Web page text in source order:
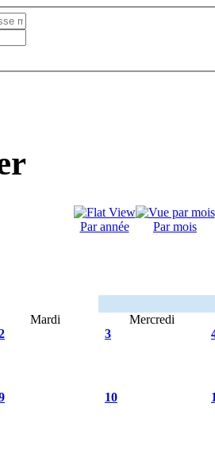
Par année Par mois
Mardi
Mercredi
3
10